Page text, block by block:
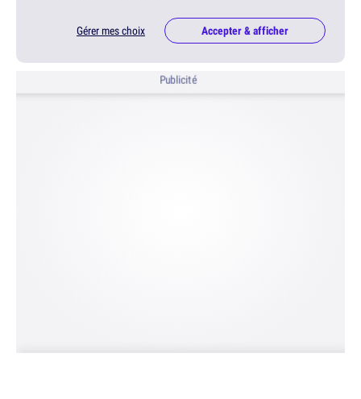
Gérer mes choix Accepter & afficher
Publicité